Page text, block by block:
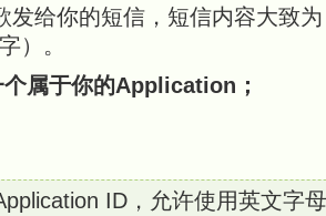
发给你的短信，短信内容大致
）。
属于你的Application；
ID，允许使用英文字